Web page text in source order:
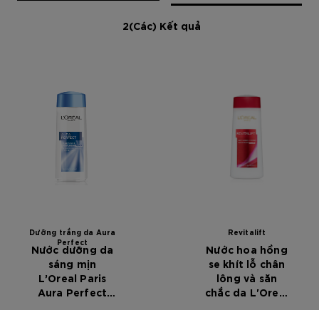
2(Các) Kết quả
Dưỡng trắng da Aura
Perfect
Nước dưỡng da
sáng mịn
L’Oreal Paris
Aura Perfect
Revitalift
Nước hoa hồng
se khít lỗ chân
lông và săn
chắc da L'Oreal